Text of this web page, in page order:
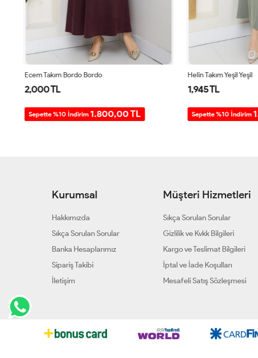
Ecem Takım Bordo Bordo
2,000 TL
Sepette %10 İndirim1.800,00 TL
Helin Takım Yeşil Yeşil
1,945 TL
Sepette %10 İndirim
Kurumsal
Hakkımızda
Sıkça Sorulan Sorular
Banka Hesaplarımız
Sipariş Takibi
İletişim
Müşteri Hizmetleri
Sıkça Sorulan Sorular
Gizlilik ve Kvkk Bilgileri
Kargo ve Teslimat Bilgileri
İptal ve İade Koşulları
Mesafeli Satış Sözleşmesi